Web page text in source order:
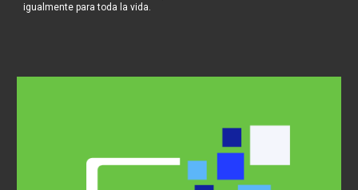
igualmente para toda la vida.